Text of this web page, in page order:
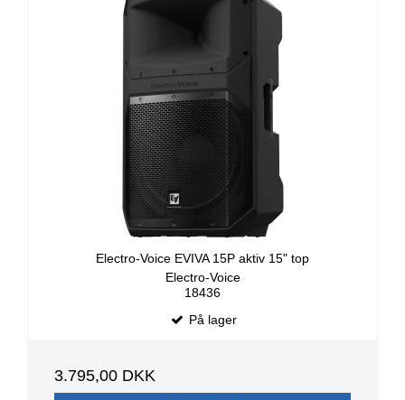
Electro-Voice EVIVA 15P aktiv 15" top
Electro-Voice
18436
På lager
3.795,00 DKK